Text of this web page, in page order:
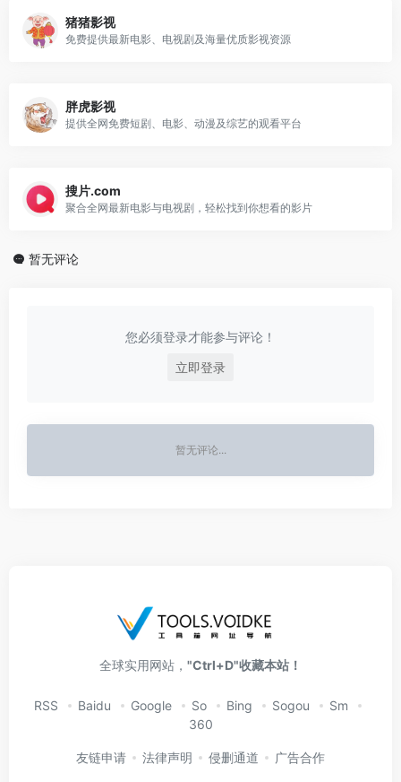
猪猪影视
免费提供最新电影、电视剧及海量优质影视资源
胖虎影视
提供全网免费短剧、电影、动漫及综艺的观看平台
搜片.com
聚合全网最新电影与电视剧，轻松找到你想看的影片
暂无评论
您必须登录才能参与评论！
立即登录
暂无评论...
全球实用网站， "Ctrl+D"收藏本站！
RSS Baidu Google So Bing Sogou
Sm
360
友链申请 法律声明 侵删通道 广告合作